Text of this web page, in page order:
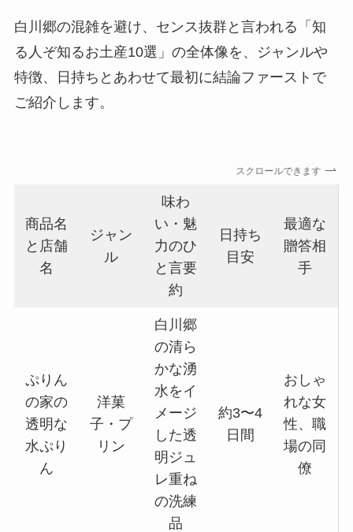
白川郷の混雑を避け、センス抜群と言われる「知
る人ぞ知るお土産10選」の全体像を、ジャンルや
特徴、日持ちとあわせて最初に結論ファーストで
ご紹介します。
スクロールできます
商品名
と店舗
名
ジャン
ル
味わ
い・魅
力のひ
と言要
約
日持ち
目安
最適な
贈答相
手
ぷりん
の家の
透明な
水ぷり
ん
洋菓
子・プ
リン
白川郷
の清ら
かな湧
水をイ
メージ
した透
明ジュ
レ重ね
の洗練
品
約3〜4
日間
おしゃ
れな女
性、職
場の同
僚